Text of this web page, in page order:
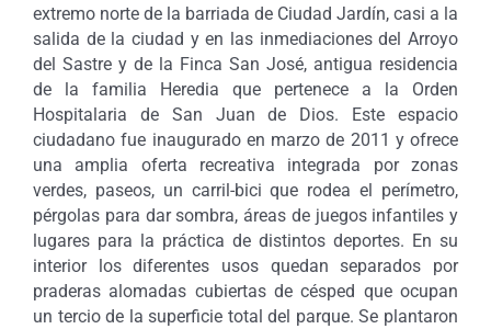
extremo norte de la barriada de Ciudad Jardín, casi a la
salida de la ciudad y en las inmediaciones del Arroyo
del Sastre y de la Finca San José, antigua residencia
de la familia Heredia que pertenece a la Orden
Hospitalaria de San Juan de Dios. Este espacio
ciudadano fue inaugurado en marzo de 2011 y ofrece
una amplia oferta recreativa integrada por zonas
verdes, paseos, un carril-bici que rodea el perímetro,
pérgolas para dar sombra, áreas de juegos infantiles y
lugares para la práctica de distintos deportes. En su
interior los diferentes usos quedan separados por
praderas alomadas cubiertas de césped que ocupan
un tercio de la superficie total del parque. Se plantaron